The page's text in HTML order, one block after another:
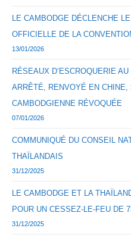
LE CAMBODGE DÉCLENCHE
OFFICIELLE DE LA
13/01/2026
RÉSEAUX D’ESCROQUERIE
ARRÊTÉ, RENVOYÉ EN CHINE,
CAMBODGIENNE RÉVOQUÉE
07/01/2026
COMMUNIQUÉ DU CONSEIL
THAÏLANDAIS
31/12/2025
LE CAMBODGE ET LA
POUR UN CESSEZ-LE-FEU DE
31/12/2025